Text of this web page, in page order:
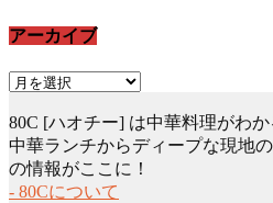
アーカイブ
ア
カ
イ
ブ
80C [ハオチー] は中華料理がわ
中華ランチからディープな現地
の情報がここに！
- 80Cについて